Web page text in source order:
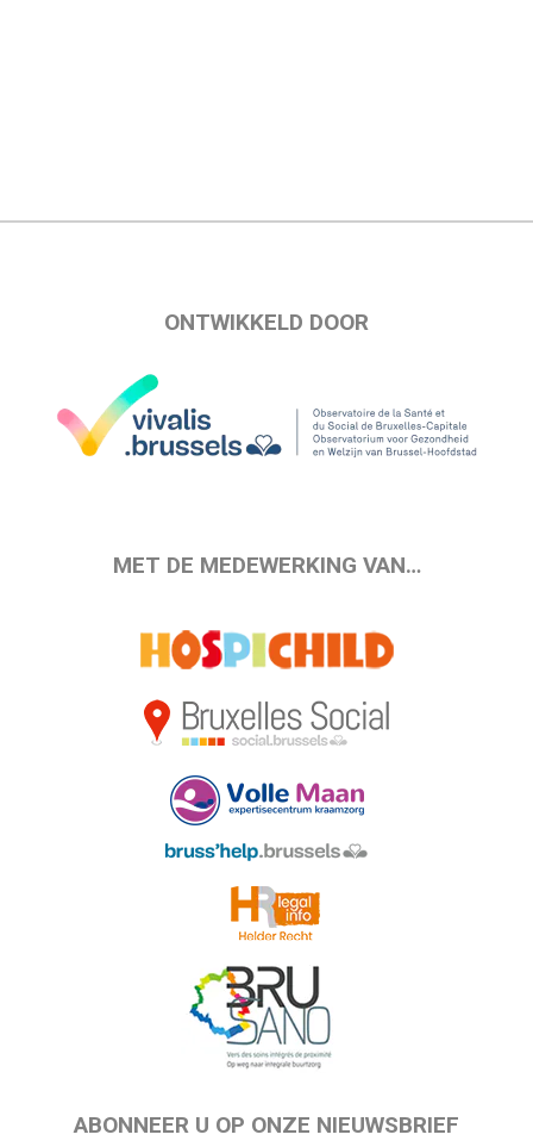
ONTWIKKELD DOOR
MET DE MEDEWERKING VAN…
ABONNEER U OP ONZE NIEUWSBRIEF